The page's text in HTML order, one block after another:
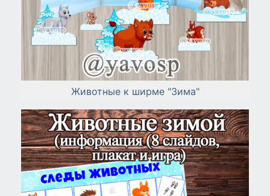
Животные к ширме "Зима"